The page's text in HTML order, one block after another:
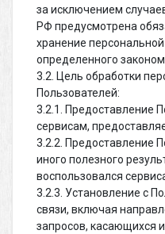
за исключением
РФ предусмотрена
хранение
определенного законом
3.2. Цель обработки
Пользователей:
3.2.1. Предоставление
сервисам,
3.2.2. Предоставление
иного полезного
воспользовался
3.2.3. Установление с
связи, включая
запросов, касающихся